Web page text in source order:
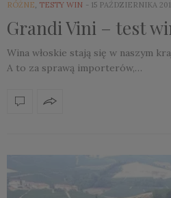
RÓŻNE, TESTY WIN 15 PAŹDZIERNIKA
Grandi Vini – test
Wina włoskie stają się w naszym
A to za sprawą importerów,…